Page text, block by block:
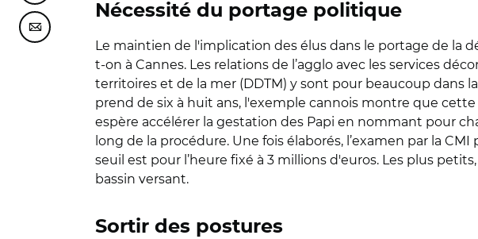
Partager cette page sur Courriel
Nécessité du portage politique
Le maintien de l'implication des élus dans le portage de la
t-on à Cannes. Les relations de l’agglo avec les services
territoires et de la mer (DDTM) y sont pour beaucoup dans
prend de six à huit ans, l'exemple cannois montre que
espère accélérer la gestation des Papi en nommant pour
long de la procédure. Une fois élaborés, l’examen par la
seuil est pour l’heure fixé à 3 millions d'euros. Les plus
bassin versant.
Sortir des postures